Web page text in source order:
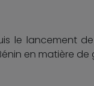
le lancement
en matière